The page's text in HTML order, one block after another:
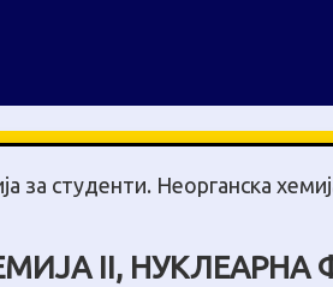
за студенти. Неорганска
II, НУКЛЕАРНА